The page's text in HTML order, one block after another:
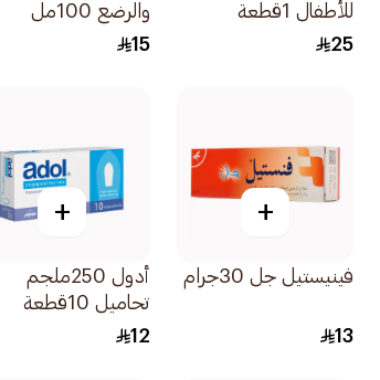
للأطفال 1قطعة
25
والرضع 100مل
15
+
فينيستيل جل 30جرام
13
+
أدول 250ملجم
تحاميل 10قطعة
12